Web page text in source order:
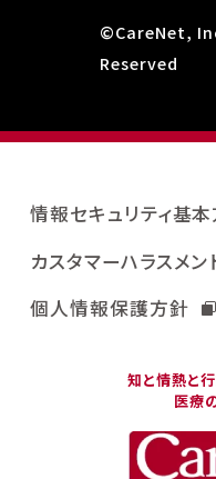
©CareNet,
Reserved
知と情熱と
医療
情報セキュリティ基
カスタマーハラスメン
個人情報保護方針